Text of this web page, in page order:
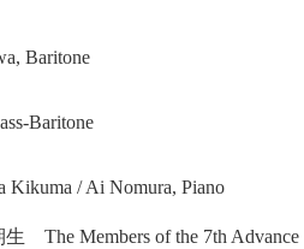
Baritone
Baritone
/ Ai Nomura, Piano
The Members of the 7th Advance